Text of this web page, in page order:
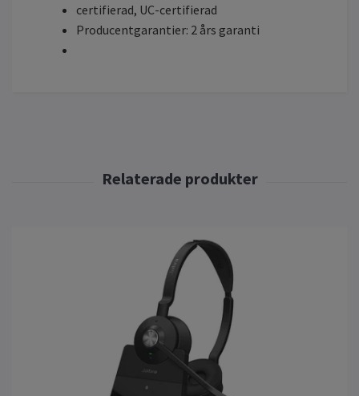
certifierad, UC-certifierad
Producentgarantier: 2 års garanti